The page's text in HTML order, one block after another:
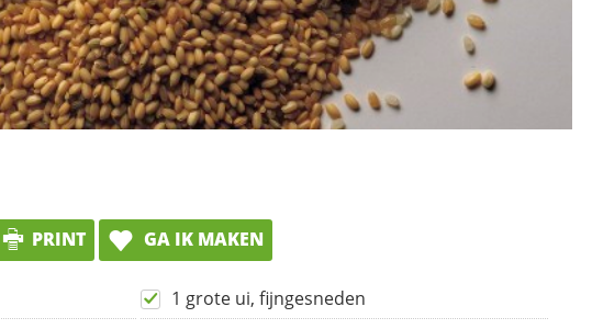
PRINT GA IK MAKEN
1 grote ui, fijngesneden